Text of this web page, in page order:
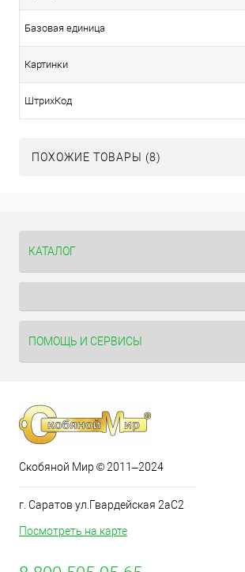
Базовая единица
Картинки
ШтрихКод
ПОХОЖИЕ ТОВАРЫ (8)
КАТАЛОГ
ПОМОЩЬ И СЕРВИСЫ
Скобяной Мир © 2011–2024
г. Саратов ул.Гвардейская 2аС2
Посмотреть на карте